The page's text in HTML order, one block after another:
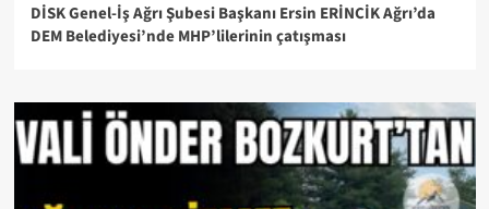
DİSK Genel-İş Ağrı Şubesi Başkanı Ersin ERİNCİK Ağrı’da
DEM Belediyesi’nde MHP’lilerinin çatışması